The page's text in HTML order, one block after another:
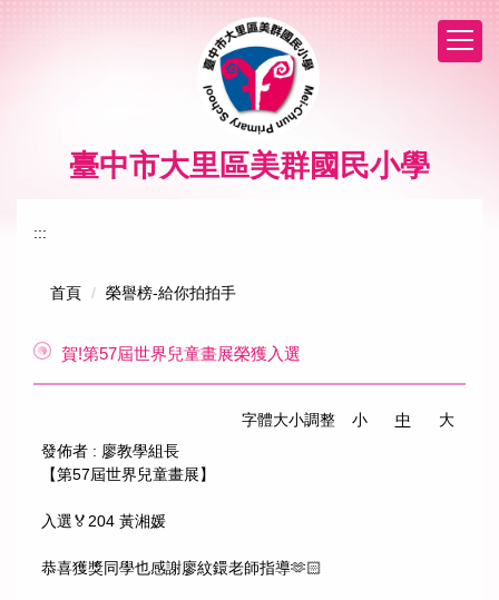
臺中市大里區美群國民小學
:::
首頁 榮譽榜-給你拍拍手
賀!第57屆世界兒童畫展榮獲入選
字體大小調整 小 中
大
發佈者 : 廖教學組長
【第57屆世界兒童畫展】
入選🏅204 黃湘媛
恭喜獲獎同學也感謝廖紋鐶老師指導🫶🏻